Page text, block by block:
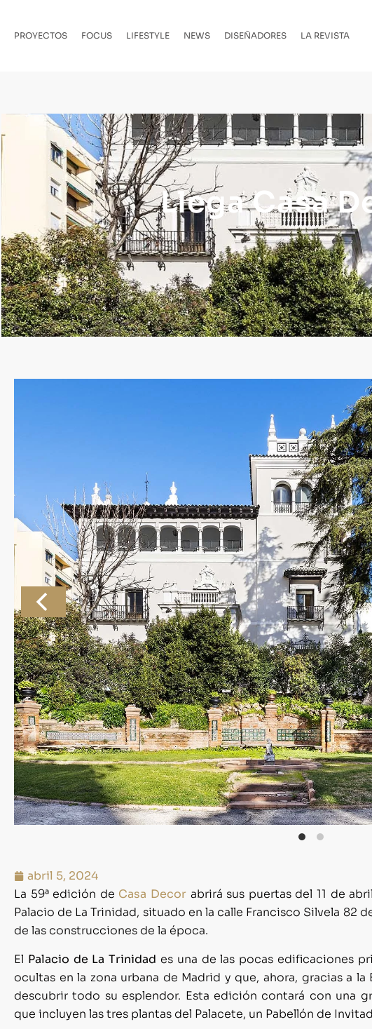
PROYECTOS FOCUS LIFESTYLE NEWS DISEÑADORES LA REVISTA
Llega Casa
abril 5, 2024
La 59ª edición de Casa Decor abrirá sus puertas del 11 de
Palacio de La Trinidad, situado en la calle Francisco Silvela 82
de las construcciones de la época.
El Palacio de La Trinidad es una de las pocas edificaciones
ocultas en la zona urbana de Madrid y que, ahora, gracias a
descubrir todo su esplendor. Esta edición contará con una
que incluyen las tres plantas del Palacete, un Pabellón de